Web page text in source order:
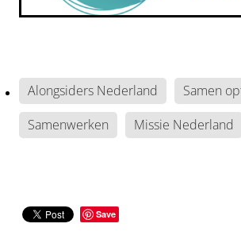
Alongsiders Nederland
Samen
Samenwerken
Missie Nederland
Save